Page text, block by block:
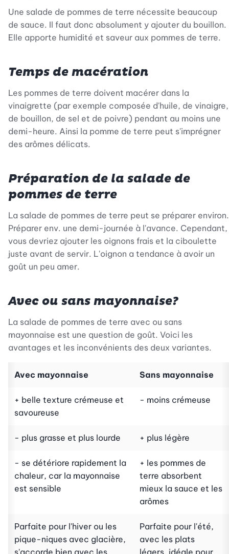
Une salade de pommes de terre nécessite beaucoup
de sauce. Il faut donc absolument y ajouter du bouillon.
Elle apporte humidité et saveur aux pommes de terre.
Temps de macération
Les pommes de terre doivent macérer dans la
vinaigrette (par exemple composée d'huile, de vinaigre,
de bouillon, de sel et de poivre) pendant au moins une
demi-heure. Ainsi la pomme de terre peut s'imprégner
des arômes délicats.
Préparation de la salade de
pommes de terre
La salade de pommes de terre peut se préparer environ.
Préparer env. une demi-journée à l'avance. Cependant,
vous devriez ajouter les oignons frais et la ciboulette
juste avant de servir. L'oignon a tendance à avoir un
goût un peu amer.
Avec ou sans mayonnaise?
La salade de pommes de terre avec ou sans
mayonnaise est une question de goût. Voici les
avantages et les inconvénients des deux variantes.
Avec mayonnaise Sans mayonnaise
+ belle texture crémeuse et
savoureuse
- moins crémeuse
- plus grasse et plus lourde + plus légère
- se détériore rapidement la
chaleur, car la mayonnaise
est sensible
+ les pommes de
terre absorbent
mieux la sauce et les
arômes
Parfaite pour l'hiver ou les
pique-niques avec glacière,
Parfaite pour l'été,
avec les plats